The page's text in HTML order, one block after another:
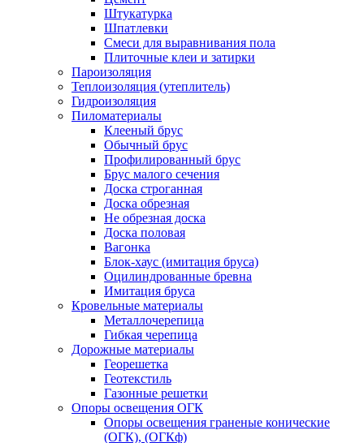
Штукатурка
Шпатлевки
Смеси для выравнивания пола
Плиточные клеи и затирки
Пароизоляция
Теплоизоляция (утеплитель)
Гидроизоляция
Пиломатериалы
Клееный брус
Обычный брус
Профилированный брус
Брус малого сечения
Доска строганная
Доска обрезная
Не обрезная доска
Доска половая
Вагонка
Блок-хаус (имитация бруса)
Оцилиндрованные бревна
Имитация бруса
Кровельные материалы
Металлочерепица
Гибкая черепица
Дорожные материалы
Георешетка
Геотекстиль
Газонные решетки
Опоры освещения ОГК
Опоры освещения граненые конические
(ОГК), (ОГКф)